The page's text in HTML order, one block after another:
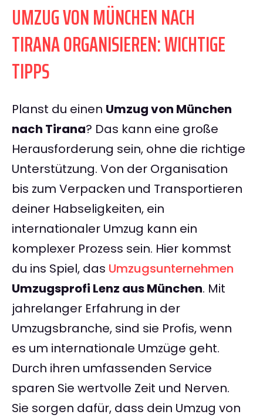
UMZUG VON MÜNCHEN NACH
TIRANA ORGANISIEREN: WICHTIGE
TIPPS
Planst du einen Umzug von München
nach Tirana? Das kann eine große
Herausforderung sein, ohne die richtige
Unterstützung. Von der Organisation
bis zum Verpacken und Transportieren
deiner Habseligkeiten, ein
internationaler Umzug kann ein
komplexer Prozess sein. Hier kommst
du ins Spiel, das Umzugsunternehmen
Umzugsprofi Lenz aus München. Mit
jahrelanger Erfahrung in der
Umzugsbranche, sind sie Profis, wenn
es um internationale Umzüge geht.
Durch ihren umfassenden Service
sparen Sie wertvolle Zeit und Nerven.
Sie sorgen dafür, dass dein Umzug von